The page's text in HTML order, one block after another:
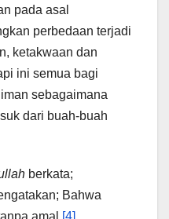
pada asal
perbedaan terjadi
ketakwaan dan
ini semua bagi
sebagaimana
dari buah-buah
berkata;
Bahwa